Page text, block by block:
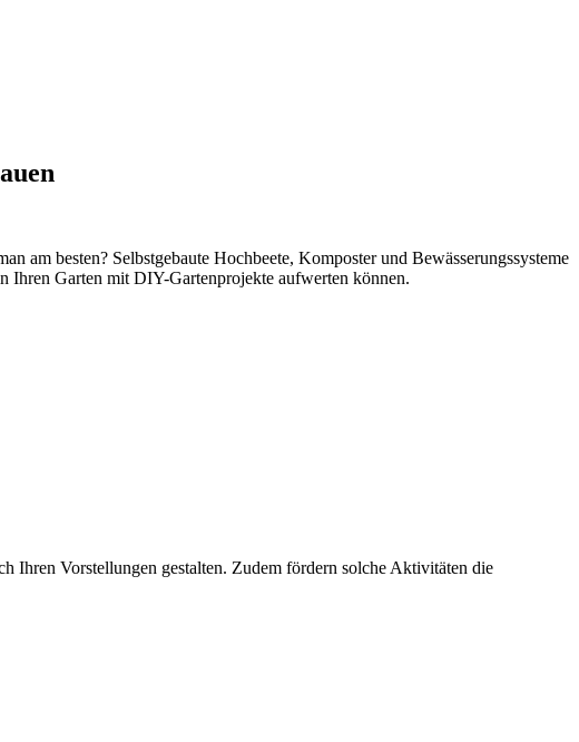
am besten? Selbstgebaute Hochbeete, Komposter und Bewässerungssysteme
Ihren Garten mit DIY-Gartenprojekte aufwerten können.
Ihren Vorstellungen gestalten. Zudem fördern solche Aktivitäten die